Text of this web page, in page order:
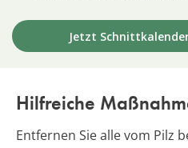
Jetzt
Hilfreiche
Entfernen Sie alle vom Pilz